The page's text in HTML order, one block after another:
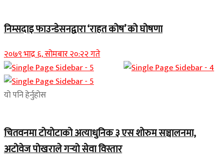
निम्सदाइ फाउन्डेसनद्वारा ‘राहत कोष’ को घोषणा
२०७९ भाद्र ६, सोमबार २०:२२ गते
यो पनि हेर्नुहोस
चितवनमा टोयोटाको अत्याधुनिक ३ एस शोरुम सञ्चालनमा,
अटोवेज पोखराले गर्‍यो सेवा विस्तार